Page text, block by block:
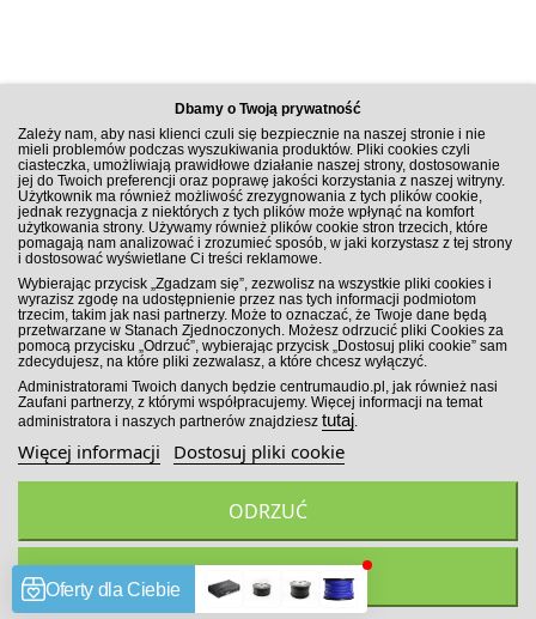
Dbamy o Twoją prywatność
Zależy nam, aby nasi klienci czuli się bezpiecznie na naszej stronie i nie
mieli problemów podczas wyszukiwania produktów. Pliki cookies czyli
ciasteczka, umożliwiają prawidłowe działanie naszej strony, dostosowanie
jej do Twoich preferencji oraz poprawę jakości korzystania z naszej witryny.
Użytkownik ma również możliwość zrezygnowania z tych plików cookie,
jednak rezygnacja z niektórych z tych plików może wpłynąć na komfort
użytkowania strony. Używamy również plików cookie stron trzecich, które
pomagają nam analizować i zrozumieć sposób, w jaki korzystasz z tej strony
i dostosować wyświetlane Ci treści reklamowe.
Wybierając przycisk „Zgadzam się”, zezwolisz na wszystkie pliki cookies i
wyrazisz zgodę na udostępnienie przez nas tych informacji podmiotom
trzecim, takim jak nasi partnerzy. Może to oznaczać, że Twoje dane będą
przetwarzane w Stanach Zjednoczonych. Możesz odrzucić pliki Cookies za
pomocą przycisku „Odrzuć”, wybierając przycisk „Dostosuj pliki cookie” sam
zdecydujesz, na które pliki zezwalasz, a które chcesz wyłączyć.
Administratorami Twoich danych będzie centrumaudio.pl, jak również nasi
Zaufani partnerzy, z którymi współpracujemy. Więcej informacji na temat
administratora i naszych partnerów znajdziesz tutaj.
Więcej informacji Dostosuj pliki cookie
ODRZUĆ
ZGADZAM SIĘ
ZAPISZ SIĘ DO NEWSLETTERA
ZAPISZ SIĘ!
Wszelkie prawa zastrzeżone. Sklep Car Audio CentrumAudio.pl
2026